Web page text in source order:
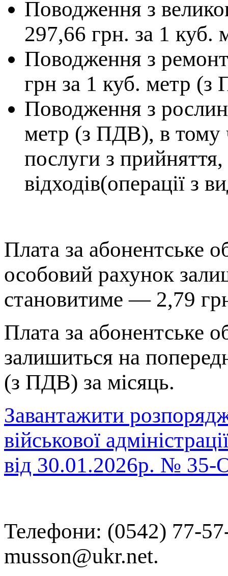
Поводження з
297,66 грн. за 1
Поводження з
грн за 1 куб. метр
Поводження з
метр (з ПДВ), в тому
послуги з
відходів(операції з
Плата за абонентське
особовий рахунок
становитиме — 2,79
Плата за абонентське
залишиться на
(з ПДВ) за місяць.
Завантажити
військової
від 30.01.2026р. № 35-
Телефони: (0542) 77-
musson@ukr.net.